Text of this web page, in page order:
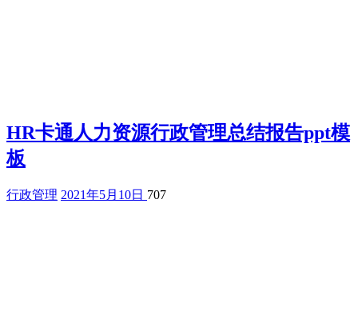
HR卡通人力资源行政管理总结报告ppt模
板
行政管理 2021年5月10日 707